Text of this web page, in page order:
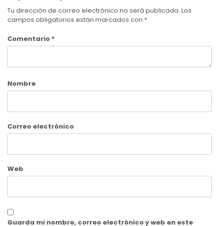
Tu dirección de correo electrónico no será publicada. Los
campos obligatorios están marcados con *
Comentario *
Nombre
Correo electrónico
Web
Guarda mi nombre, correo electrónico y web en este